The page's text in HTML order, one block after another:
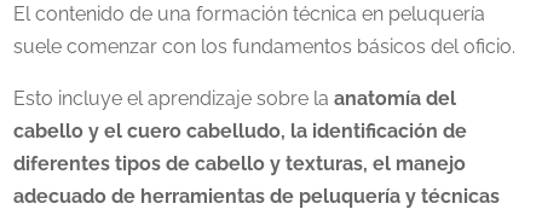
El contenido de una formación técnica en peluquería
suele comenzar con los fundamentos básicos del oficio.
Esto incluye el aprendizaje sobre laanatomía del
cabello y el cuero cabelludo, la identificación de
diferentes tipos de cabello y texturas, el manejo
adecuado de herramientas de peluquería y técnicas